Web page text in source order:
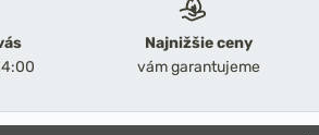
Najnižšie ceny
vám garantujeme